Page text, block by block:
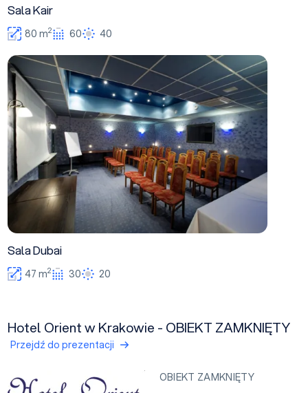
Sala Kair
80 m2 60 40
Sala Dubai
Sala Dubai
47 m2 30 20
Hotel Orient w Krakowie - OBIEKT ZAMKNIĘTY
Przejdź do prezentacji
OBIEKT ZAMKNIĘTY